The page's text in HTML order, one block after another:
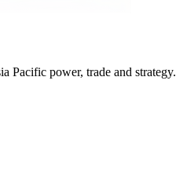
Pacific power, trade and strategy.